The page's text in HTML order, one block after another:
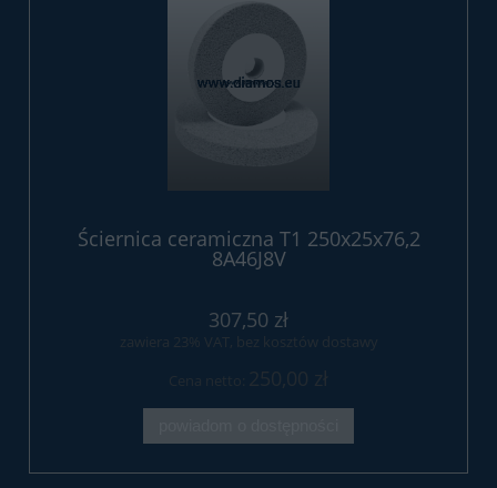
Ściernica ceramiczna T1 250x25x76,2
8A46J8V
307,50 zł
zawiera 23% VAT, bez kosztów dostawy
Cena netto: 250,00 zł